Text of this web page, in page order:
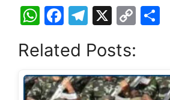
W
at
s
A
F
c
e
b
T
e
gr
a
X
C
y
Li
Related Posts: